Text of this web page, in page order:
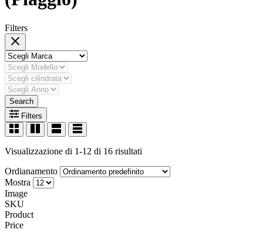
Filters
Search
Filters
Visualizzazione di 1-12 di 16 risultati
Ordianamento
Mostra
Image
SKU
Product
Price